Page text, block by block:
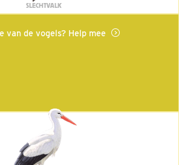
SLECHTVALK
van de vogels? Help mee